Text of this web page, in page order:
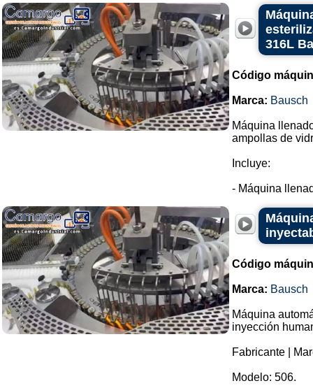
316L
Código
Marca: Bausch
Máquina
ampollas de
Incluye:
- Máquina
Código
Marca: Bausch
Máquina
inyección
Fabricante |
Modelo: 506.